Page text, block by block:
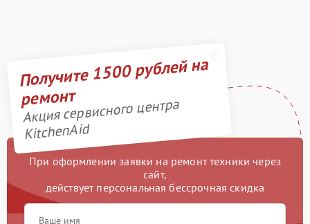
Получите 1500 рублей на
ремонт
Акция сервисного центра
KitchenAid
При оформлении заявки на ремонт техники через
сайт,
действует персональная бессрочная скидка